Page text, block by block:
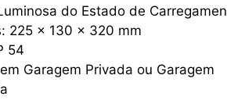
do Estado de
225 x 130 x 320 mm
54
Garagem Privada ou Garagem